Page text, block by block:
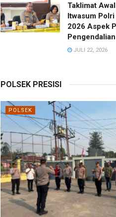
Taklimat
Itwasum
2026 Aspek
Pengendalian
JULI 22, 2026
POLSEK PRESISI
POLSEK